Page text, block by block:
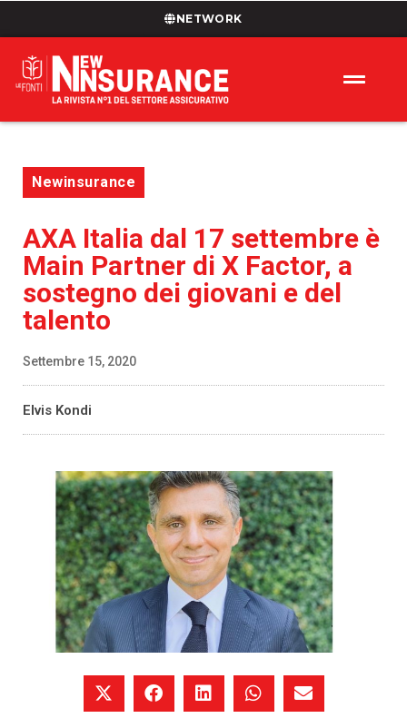
NETWORK
Newinsurance
AXA Italia dal 17 settembre è
Main Partner di X Factor, a
sostegno dei giovani e del
talento
Settembre 15, 2020
Elvis Kondi